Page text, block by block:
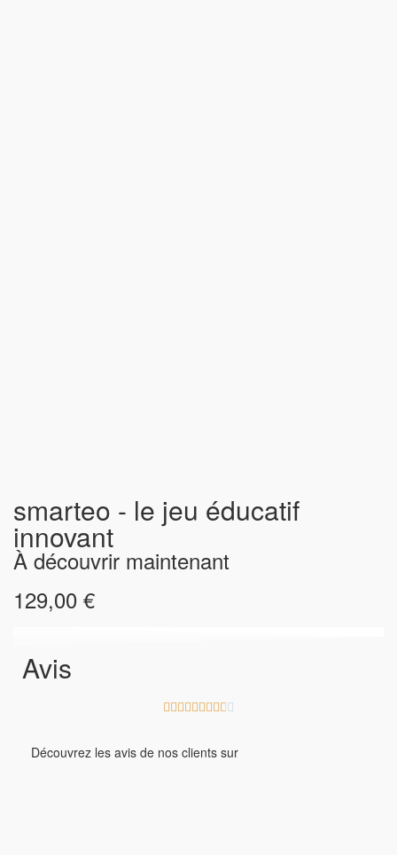
smarteo - le jeu éducatif
innovant
À découvrir maintenant
129,00 €
Avis
         
Découvrez les avis de nos clients sur